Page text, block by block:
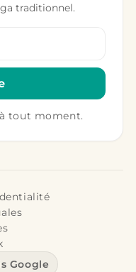
traditionnel.
tout moment.
Google